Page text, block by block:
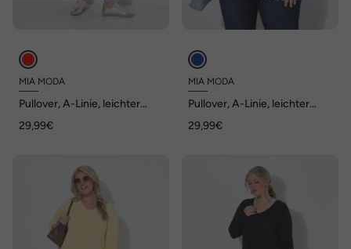
MIA MODA
Pullover, A-Linie, leichter
29,99€
MIA MODA
Pullover, A-Linie, leichter
Wellensaum
29,99€